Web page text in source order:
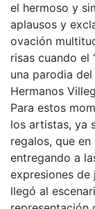
el hermoso y
aplausos y
ovación
risas cuando el
una parodia
Hermanos
Para estos
los artistas, ya
regalos, que
entregando a
expresiones de
llegó al